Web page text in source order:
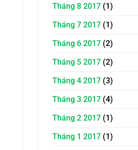
Tháng 8 2017 (1)
Tháng 7 2017 (1)
Tháng 6 2017 (2)
Tháng 5 2017 (2)
Tháng 4 2017 (3)
Tháng 3 2017 (4)
Tháng 2 2017 (1)
Tháng 1 2017 (1)